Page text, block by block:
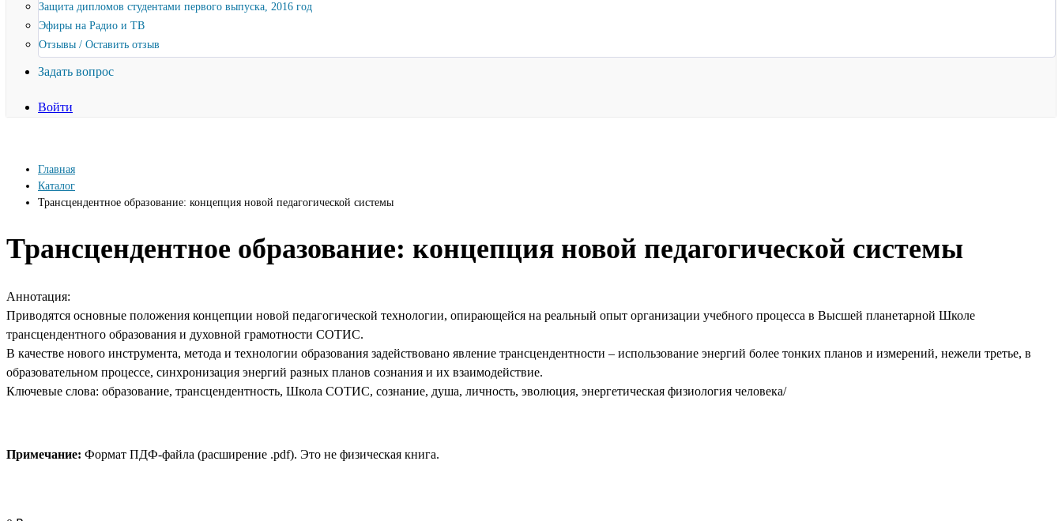
Защита дипломов студентами первого выпуска, 2016 год
Эфиры на Радио и ТВ
Отзывы / Оставить отзыв
Задать вопрос
Войти
Главная
Каталог
Трансцендентное образование: концепция новой педагогической системы
Трансцендентное образование: концепция новой педагогической системы
Аннотация:
Приводятся основные положения концепции новой педагогической технологии, опирающейся на реальный опыт организации учебного процесса в Высшей планетарной Школе
трансцендентного образования и духовной грамотности СОТИС.
В качестве нового инструмента, метода и технологии образования задействовано явление трансцендентности – использование энергий более тонких планов и измерений, нежели третье, в
образовательном процессе, синхронизация энергий разных планов сознания и их взаимодействие.
Ключевые слова: образование, трансцендентность, Школа СОТИС, сознание, душа, личность, эволюция, энергетическая физиология человека/
Примечание: Формат ПДФ-файла (расширение .pdf). Это не физическая книга.